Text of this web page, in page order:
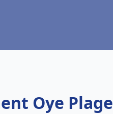
Oye Plage